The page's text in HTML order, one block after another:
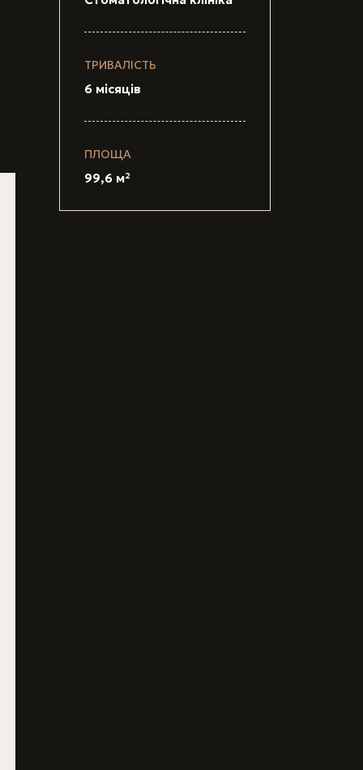
ТРИВАЛІСТЬ
6 місяців
ПЛОЩА
99,6 м²